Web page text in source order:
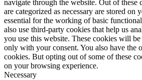
navigate through the website. Out of these
are categorized as necessary are stored on
essential for the working of basic
also use third-party cookies that help us
you use this website. These cookies will
only with your consent. You also have the
cookies. But opting out of some of these
on your browsing experience.
Necessary